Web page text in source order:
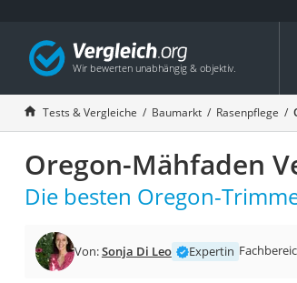
Tests & Vergleiche Baumarkt Rasenpflege
Oregon-Mähfaden
Die besten Oregon-
Von:Sonja Di Leo Expertin